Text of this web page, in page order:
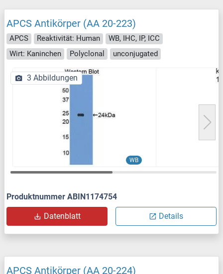
APCS Antikörper (AA 20-223)
APCS Reaktivität: Human
WB, IHC, IP, ICC
Wirt: Kaninchen
Polyclonal unconjugated
WB
3 Abbildungen
Produktnummer ABIN1174754
Datenblatt Details
APCS Antikörper (AA 20-224)